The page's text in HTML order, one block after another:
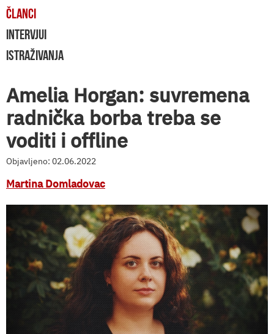
ČLANCI
INTERVJUI
ISTRAŽIVANJA
Amelia Horgan: suvremena
radnička borba treba se
voditi i offline
Objavljeno: 02.06.2022
Martina Domladovac